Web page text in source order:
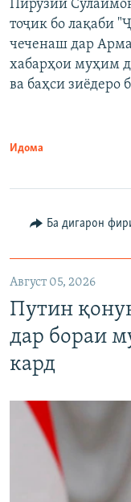
Auto
Пирӯзии
тоҷик бо лақаби
чеченаш дар
хабарҳои муҳим
ва баҳси зиёдеро
Идома
Ба дигарон
Август 05, 2026
Путин
дар бораи
кард